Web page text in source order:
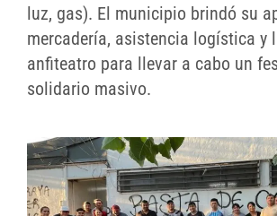
luz, gas). El municipio brindó su
mercadería, asistencia logística y
anfiteatro para llevar a cabo un
solidario masivo.